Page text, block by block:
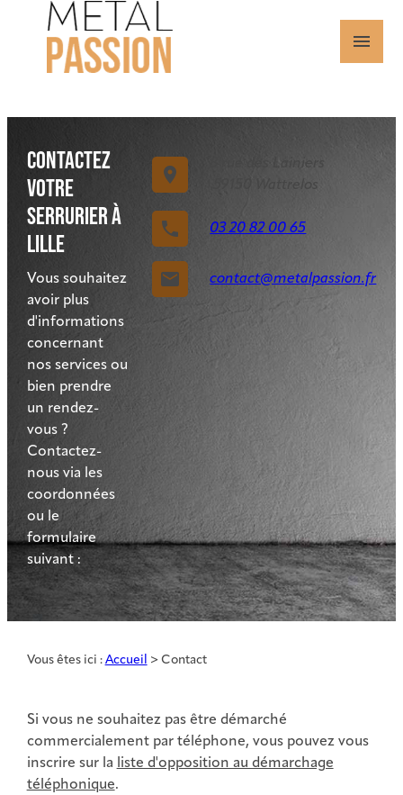
menu
CONTACTEZ
VOTRE
SERRURIER À
LILLE
Vous souhaitez
avoir plus
d'informations
concernant
nos services ou
bien prendre
un rendez-
vous ?
Contactez-
nous via les
coordonnées
ou le
formulaire
suivant :
place
8 rue des Lainiers
59150 Wattrelos
phone 03 20 82 00 65
email contact@metalpassion.fr
Vous êtes ici : Accueil > Contact
Si vous ne souhaitez pas être démarché
commercialement par téléphone, vous pouvez vous
inscrire sur la
liste d'opposition au démarchage
téléphonique.
Panneau de gestion des cookies